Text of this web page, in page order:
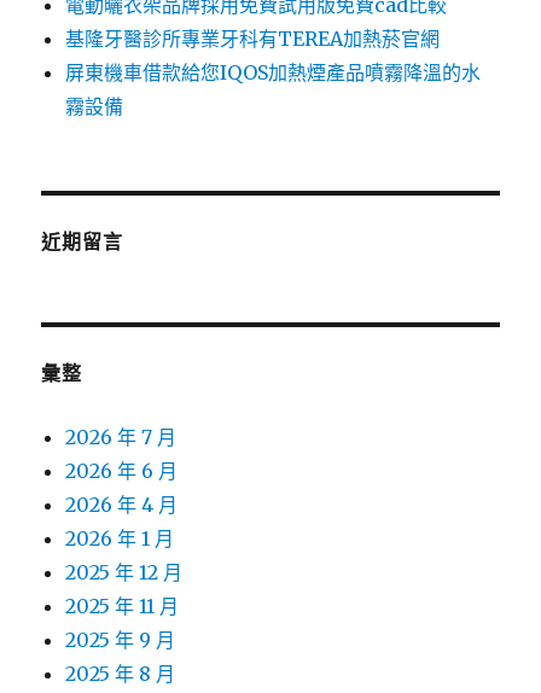
電動曬衣架品牌採用免費試用版免費cad比較
基隆牙醫診所專業牙科有TEREA加熱菸官網
屏東機車借款給您IQOS加熱煙產品噴霧降溫的水
霧設備
近期留言
彙整
2026 年 7 月
2026 年 6 月
2026 年 4 月
2026 年 1 月
2025 年 12 月
2025 年 11 月
2025 年 9 月
2025 年 8 月